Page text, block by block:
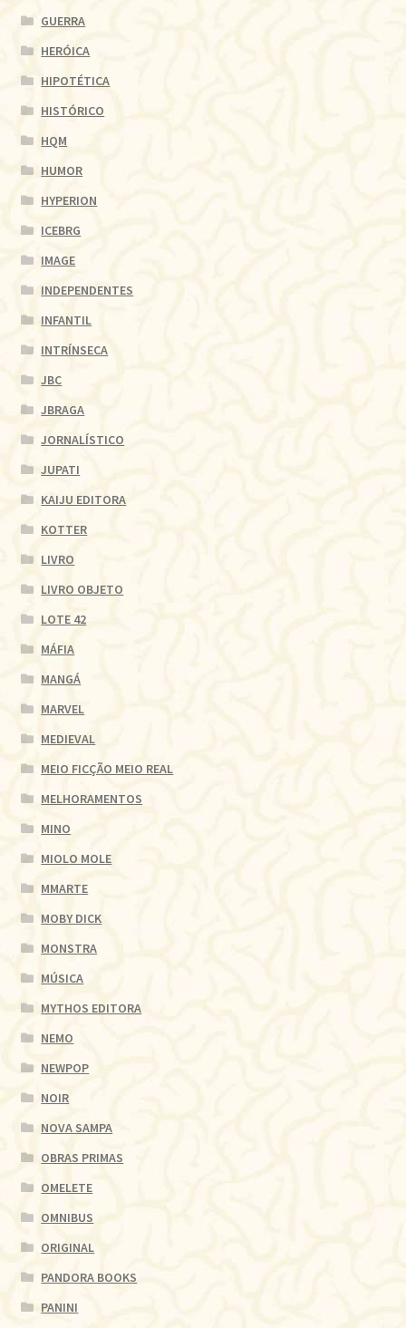
GUERRA
HERÓICA
HIPOTÉTICA
HISTÓRICO
HQM
HUMOR
HYPERION
ICEBRG
IMAGE
INDEPENDENTES
INFANTIL
INTRÍNSECA
JBC
JBRAGA
JORNALÍSTICO
JUPATI
KAIJU EDITORA
KOTTER
LIVRO
LIVRO OBJETO
LOTE 42
MÁFIA
MANGÁ
MARVEL
MEDIEVAL
MEIO FICÇÃO MEIO REAL
MELHORAMENTOS
MINO
MIOLO MOLE
MMARTE
MOBY DICK
MONSTRA
MÚSICA
MYTHOS EDITORA
NEMO
NEWPOP
NOIR
NOVA SAMPA
OBRAS PRIMAS
OMELETE
OMNIBUS
ORIGINAL
PANDORA BOOKS
PANINI